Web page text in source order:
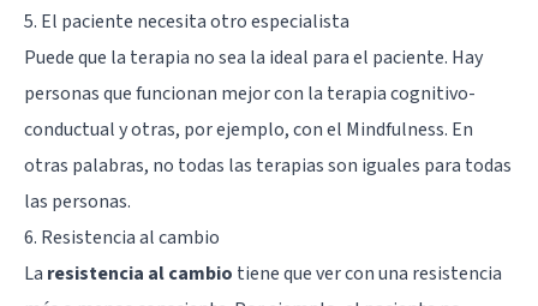
5. El paciente necesita otro especialista
Puede que la terapia no sea la ideal para el paciente. Hay
personas que funcionan mejor con la terapia cognitivo-
conductualy otras, por ejemplo, con el Mindfulness. En
otras palabras, no todas las terapias son iguales para todas
las personas.
6. Resistencia al cambio
La resistencia al cambio tiene que ver con una resistencia